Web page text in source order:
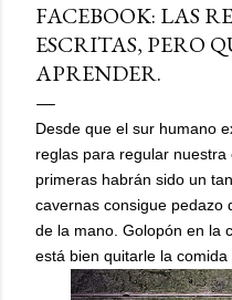
FACEBOOK: LAS
ESCRITAS, PERO
APRENDER.
Desde que el sur humano
reglas para regular
primeras habrán sido un
cavernas consigue pedazo
de la mano. Golopón en la
está bien quitarle la comida